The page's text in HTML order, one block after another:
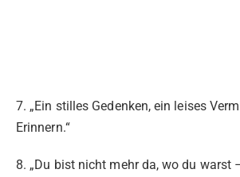
7. „Ein stilles Gedenken, ein leises
Erinnern.“
8. „Du bist nicht mehr da, wo du warst